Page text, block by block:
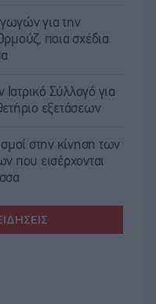
για την
ποια σχέδια
Ιατρικό Σύλλογό για
εξετάσεων
στην κίνηση των
που εισέρχονται